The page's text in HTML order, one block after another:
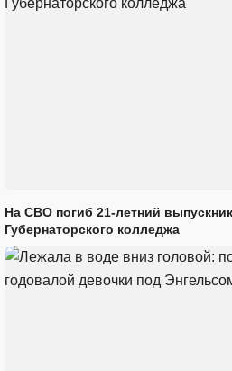
На СВО погиб 21-летний
Губернаторского колледжа